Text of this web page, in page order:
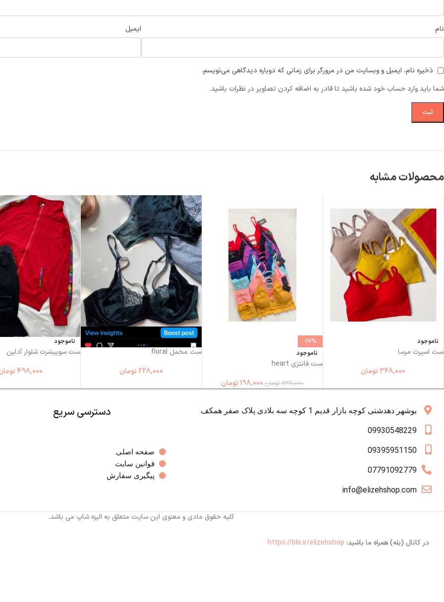
نام ایمیل
ذخیره نام، ایمیل و وبسایت من در مرورگر برای زمانی که دوباره دیدگاهی می‌نویسم.
شما باید وارد حساب خود شده باشید تا قادر به اضافه کردن تصاویر در نظرات باشید.
محصولات مشابه
ناموجود
ست اسپرت مرسا
368,000 تومان
-17%
ناموجود
ست فانتزی heart
238,000 تومان 198,000 تومان
ناموجود
ست مخمل floral
228,000 تومان
ناموجود
ست سوییشرت شلوار آدلین
498,000
بوشهر دهدشتی کوچه بازار قدیم 1 کوچه سه بلادی پلاک صفر همکف
09930548229
09395951150
07791092779
info@elizehshop.com
دسترسی سریع
صفحه اصلی
قوانین سایت
پیگیری سفارش
کلیه حقوق مادی و معنوی این سایت متعلق به الیزه شاپ می باشد.
در کانال (بله) همراه ما باشید: https://ble.ir/elizehshop